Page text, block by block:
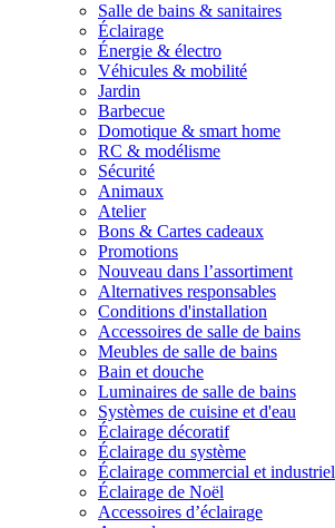
Salle de bains & sanitaires
Éclairage
Énergie & électro
Véhicules & mobilité
Jardin
Barbecue
Domotique & smart home
RC & modélisme
Sécurité
Animaux
Atelier
Bons & Cartes cadeaux
Promotions
Nouveau dans l’assortiment
Alternatives responsables
Conditions d'installation
Accessoires de salle de bains
Meubles de salle de bains
Bain et douche
Luminaires de salle de bains
Systèmes de cuisine et d'eau
Éclairage décoratif
Éclairage du système
Éclairage commercial et industriel
Éclairage de Noël
Accessoires d’éclairage